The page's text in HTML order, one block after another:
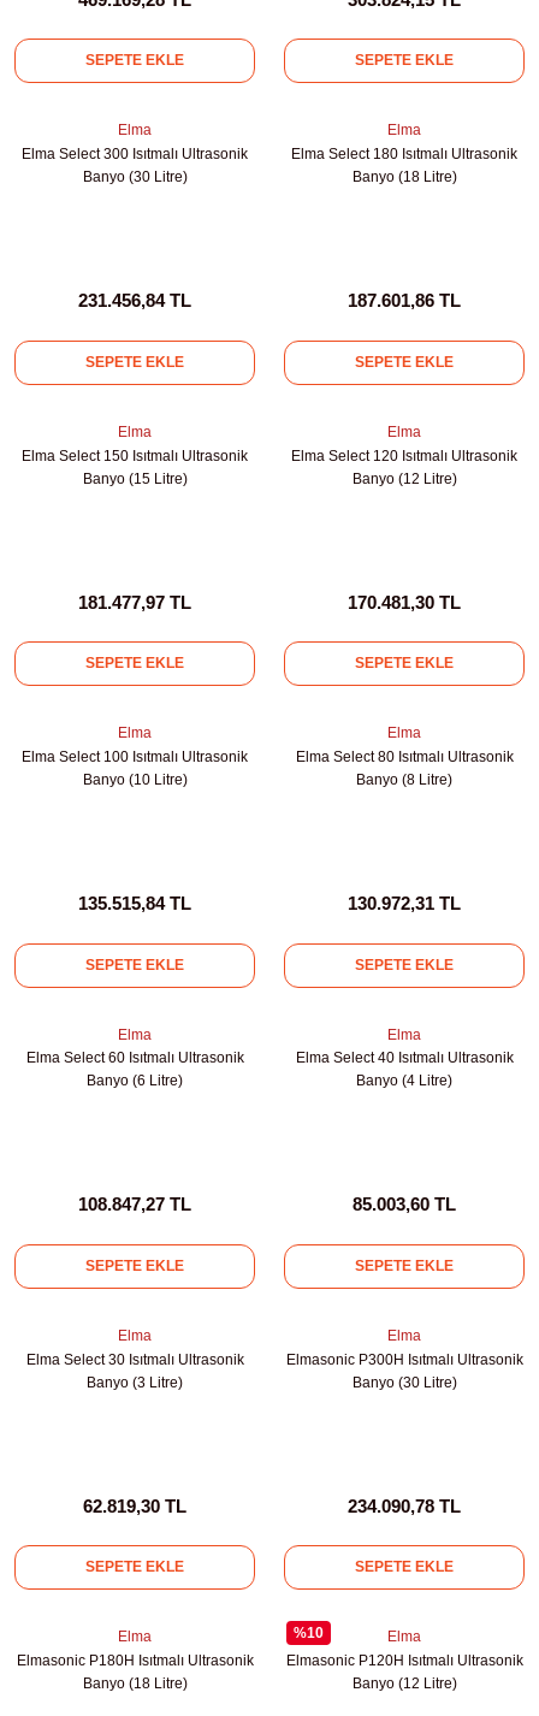
(Lineer Shaker)
Kapları
Öğütücü ve Mikserler
SEPETE EKLE SEPETE EKLE
Elma
Elma Select 300 Isıtmalı Ultrasonik
Banyo (30 Litre)
231.456,84 TL
SEPETE EKLE
Elma
Elma Select 180 Isıtmalı Ultrasonik
Banyo (18 Litre)
187.601,86 TL
SEPETE EKLE
Elma
Elma Select 150 Isıtmalı Ultrasonik
Banyo (15 Litre)
181.477,97 TL
SEPETE EKLE
Elma
Elma Select 120 Isıtmalı Ultrasonik
Banyo (12 Litre)
170.481,30 TL
SEPETE EKLE
Elma
Elma Select 100 Isıtmalı Ultrasonik
Banyo (10 Litre)
135.515,84 TL
SEPETE EKLE
Elma
Elma Select 80 Isıtmalı Ultrasonik
Banyo (8 Litre)
130.972,31 TL
SEPETE EKLE
Elma
Elma Select 60 Isıtmalı Ultrasonik
Banyo (6 Litre)
108.847,27 TL
SEPETE EKLE
Elma
Elma Select 40 Isıtmalı Ultrasonik
Banyo (4 Litre)
85.003,60 TL
SEPETE EKLE
Elma
Elma Select 30 Isıtmalı Ultrasonik
Banyo (3 Litre)
62.819,30 TL
SEPETE EKLE
Elma
Elmasonic P300H Isıtmalı Ultrasonik
Banyo (30 Litre)
234.090,78 TL
SEPETE EKLE
Elma
Elmasonic P180H Isıtmalı Ultrasonik
Banyo (18 Litre)
%10
Elma
Elmasonic P120H Isıtmalı Ultrasonik
Banyo (12 Litre)